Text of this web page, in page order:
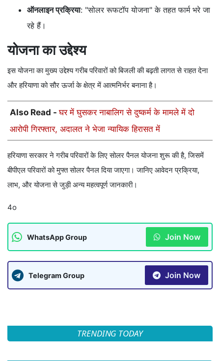
ऑनलाइन प्रक्रिया: "सोलर रूफटॉप योजना" के तहत फार्म भरे जा
रहे हैं।
योजना का उद्देश्य
इस योजना का मुख्य उद्देश्य गरीब परिवारों को बिजली की बढ़ती लागत से राहत देना
और हरियाणा को सौर ऊर्जा के क्षेत्र में आत्मनिर्भर बनाना है।
Also Read -घर में घुसकर नाबालिग से दुष्कर्म के मामले में दो
आरोपी गिरफ्तार, अदालत ने भेजा न्यायिक हिरासत में
हरियाणा सरकार ने गरीब परिवारों के लिए सोलर पैनल योजना शुरू की है, जिसमें
बीपीएल परिवारों को मुफ्त सोलर पैनल दिया जाएगा। जानिए आवेदन प्रक्रिया,
लाभ, और योजना से जुड़ी अन्य महत्वपूर्ण जानकारी।
4o
WhatsApp Group Join Now
Telegram Group Join Now
TRENDING TODAY